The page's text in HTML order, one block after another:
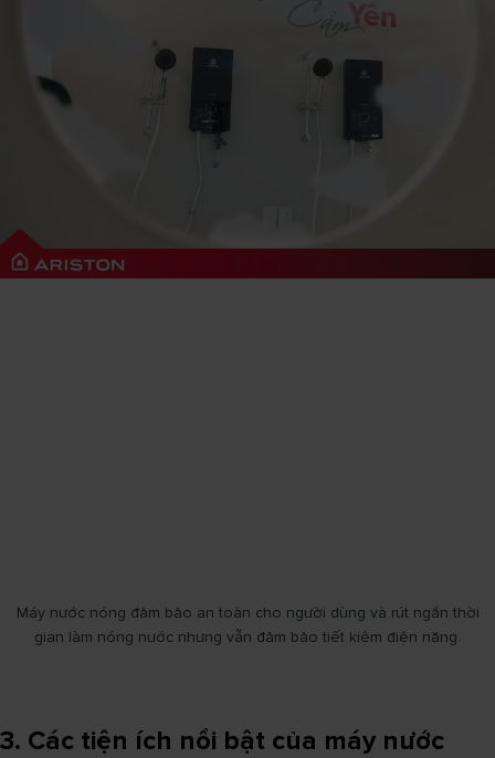
Máy nước nóng đảm bảo an toàn cho người dùng và rút ngắn thời
gian làm nóng nước nhưng vẫn đảm bảo tiết kiệm điện năng.
3. Các tiện ích nổi bật của máy nước